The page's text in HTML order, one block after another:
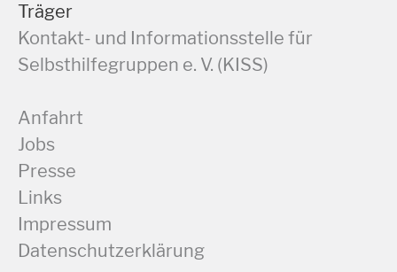
Träger
Kontakt- und Informationsstelle für
Selbsthilfegruppen e. V. (KISS)
Anfahrt
Jobs
Presse
Links
Impressum
Datenschutzerklärung